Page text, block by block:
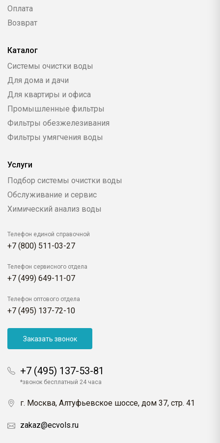
Оплата
Возврат
Каталог
Системы очистки воды
Для дома и дачи
Для квартиры и офиса
Промышленные фильтры
Фильтры обезжелезивания
Фильтры умягчения воды
Услуги
Подбор системы очистки воды
Обслуживание и сервис
Химический анализ воды
Телефон единой справочной
+7 (800) 511-03-27
Телефон сервисного отдела
+7 (499) 649-11-07
Телефон оптового отдела
+7 (495) 137-72-10
Заказать звонок
+7 (495) 137-53-81
*звонок бесплатный 24 часа
г. Москва, Алтуфьевское шоссе, дом 37, стр. 41
zakaz@ecvols.ru